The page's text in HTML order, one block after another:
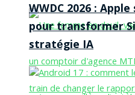
WWDC 2026 :
pour transformer
stratégie IA